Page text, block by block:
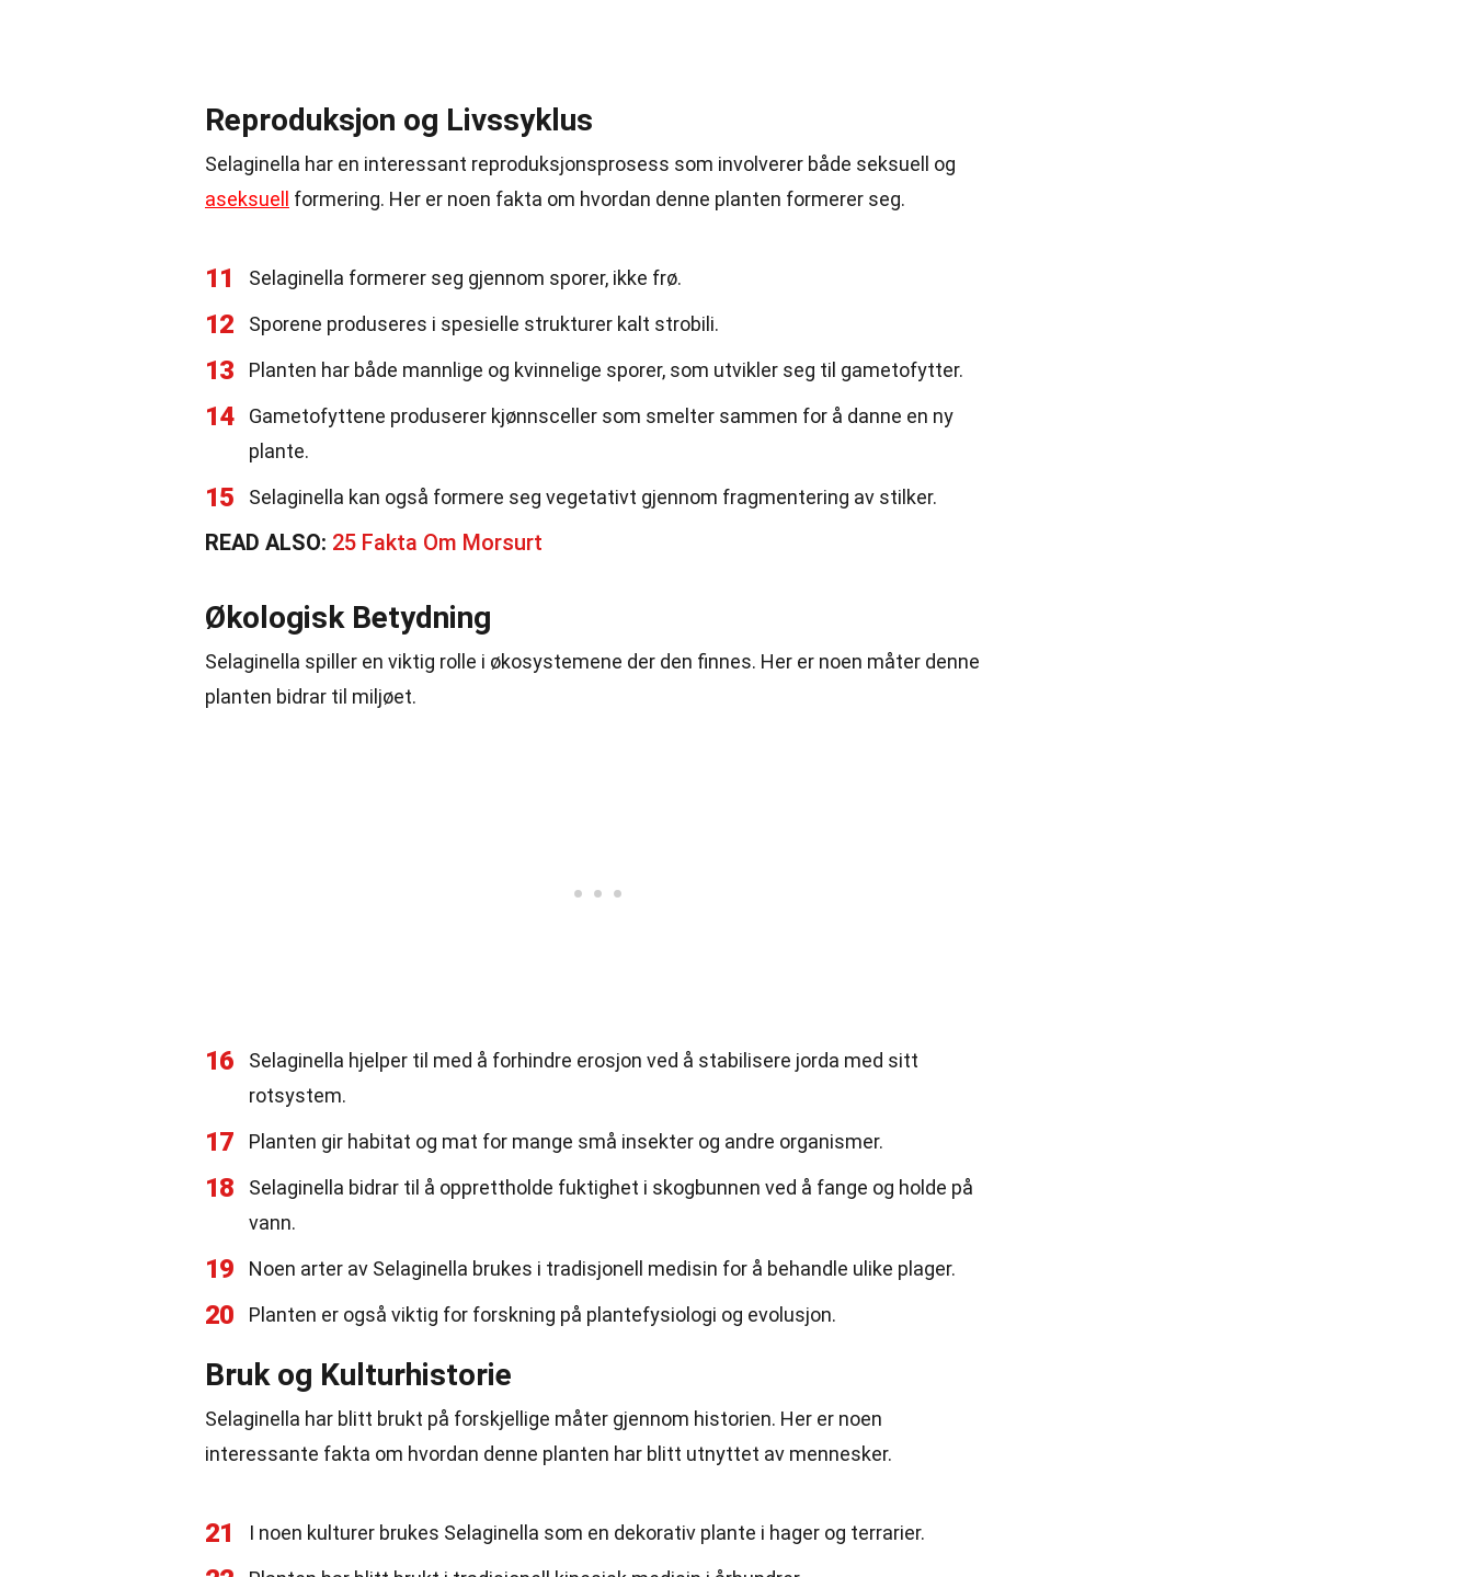
Reproduksjon og Livssyklus
Selaginella har en interessant reproduksjonsprosess som involverer både seksuell og
aseksuell
formering. Her er noen fakta om hvordan denne planten formerer seg.
11 Selaginella formerer seg gjennom sporer, ikke frø.
12 Sporene produseres i spesielle strukturer kalt strobili.
13 Planten har både mannlige og kvinnelige sporer, som utvikler seg til gametofytter.
14
Gametofyttene produserer kjønnsceller som smelter sammen for å danne en ny
plante.
15 Selaginella kan også formere seg vegetativt gjennom fragmentering av stilker.
READ ALSO: 25 Fakta Om Morsurt
Økologisk Betydning
Selaginella spiller en viktig rolle i økosystemene der den finnes. Her er noen måter denne
planten bidrar til miljøet.
16
Selaginella hjelper til med å forhindre erosjon ved å stabilisere jorda med sitt
rotsystem.
17 Planten gir habitat og mat for mange små insekter og andre organismer.
18
Selaginella bidrar til å opprettholde fuktighet i skogbunnen ved å fange og holde på
vann.
19 Noen arter av Selaginella brukes i tradisjonell medisin for å behandle ulike plager.
20 Planten er også viktig for forskning på plantefysiologi og evolusjon.
Bruk og Kulturhistorie
Selaginella har blitt brukt på forskjellige måter gjennom historien. Her er noen
interessante fakta om hvordan denne planten har blitt utnyttet av mennesker.
21 I noen kulturer brukes Selaginella som en dekorativ plante i hager og terrarier.